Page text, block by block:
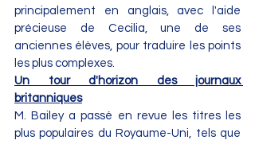
principalement en anglais, avec l'aide
précieuse de Cecilia, une de ses
anciennes élèves, pour traduire les points
les plus complexes.
Un tour d'horizon des journaux
britanniques
M. Bailey a passé en revue les titres les
plus populaires du Royaume-Uni, tels que